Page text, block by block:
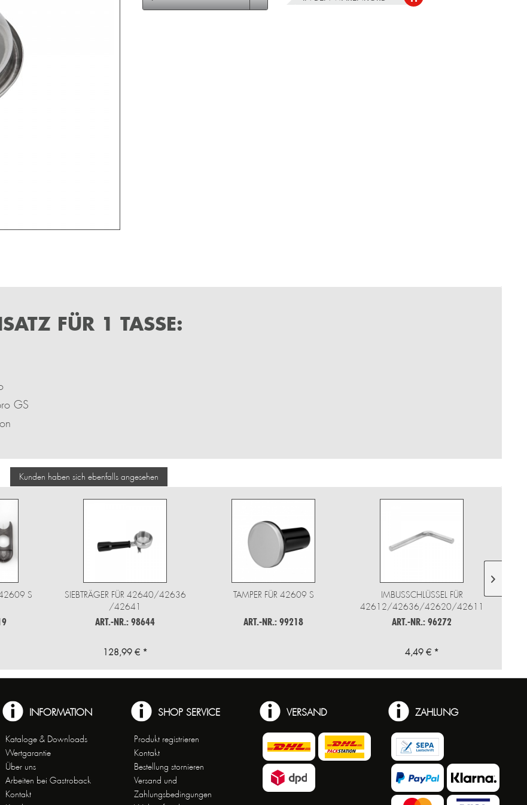
FÜR 1 TASSE:
GS
Kunden haben sich ebenfalls angesehen
42609 S
SIEBTRÄGER FÜR 42640/42636
/42641
ART.-NR.: 98644
128,99 € *
TAMPER FÜR 42609 S
ART.-NR.: 99218
IMBUSSCHLÜSSEL FÜR
42612/42636/42620/42611
ART.-NR.: 96272
4,49 € *
INFORMATION
Kataloge & Downloads
Wertgarantie
Über uns
Arbeiten bei Gastroback
Kontakt
SHOP SERVICE
Produkt registrieren
Kontakt
Bestellung stornieren
Versand und
Zahlungsbedingungen
VERSAND ZAHLUNG